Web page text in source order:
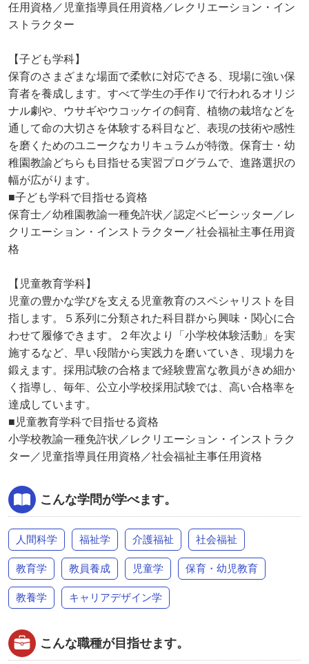
任用資格／児童指導員任用資格／レクリエーション・イン
ストラクター
【子ども学科】
保育のさまざまな場面で柔軟に対応できる、現場に強い保
育者を養成します。すべて学生の手作りで行われるオリジ
ナル劇や、ウサギやウコッケイの飼育、植物の栽培などを
通して命の大切さを体験する科目など、表現の技術や感性
を磨くためのユニークなカリキュラムが特徴。保育士・幼
稚園教諭どちらも目指せる実習プログラムで、進路選択の
幅が広がります。
■子ども学科で目指せる資格
保育士／幼稚園教諭一種免許状／認定ベビーシッター／レ
クリエーション・インストラクター／社会福祉主事任用資
格
【児童教育学科】
児童の豊かな学びを支える児童教育のスペシャリストを目
指します。５系列に分類された科目群から興味・関心に合
わせて履修できます。２年次より「小学校体験活動」を実
施するなど、早い段階から実践力を磨いていき、現場力を
鍛えます。採用試験の合格まで経験豊富な教員がきめ細か
く指導し、毎年、公立小学校採用試験では、高い合格率を
達成しています。
■児童教育学科で目指せる資格
小学校教諭一種免許状／レクリエーション・インストラク
ター／児童指導員任用資格／社会福祉主事任用資格
こんな学問が学べます。
人間科学 福祉学 介護福祉 社会福祉
教育学 教員養成 児童学 保育・幼児教育
教養学 キャリアデザイン学
こんな職種が目指せます。